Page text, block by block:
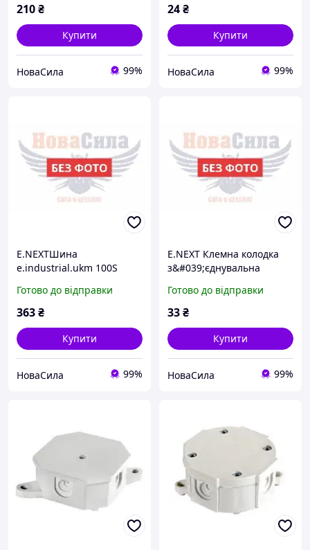
210₴
Купити
НоваСила 99%
24₴
Купити
НоваСила 99%
E.NEXTШина
e.industrial.ukm 100S
Готово до відправки
363₴
Купити
НоваСила 99%
E.NEXT Клемна колодка
з&#039;єднувальна
натискним важелем
універсальна ,p0660022,
Готово до відправки
33₴
Купити
НоваСила 99%